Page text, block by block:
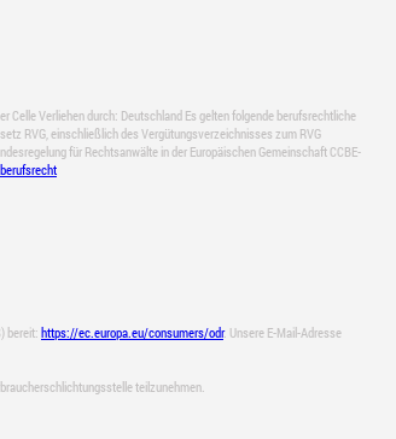
Verliehen durch: Deutschland Es gelten folgende berufsrechtliche
RVG, einschließlich des Vergütungsverzeichnisses zum RVG
für Rechtsanwälte in der Europäischen Gemeinschaft CCBE-
bereit: https://ec.europa.eu/consumers/odr. Unsere E-Mail-Adresse
teilzunehmen.